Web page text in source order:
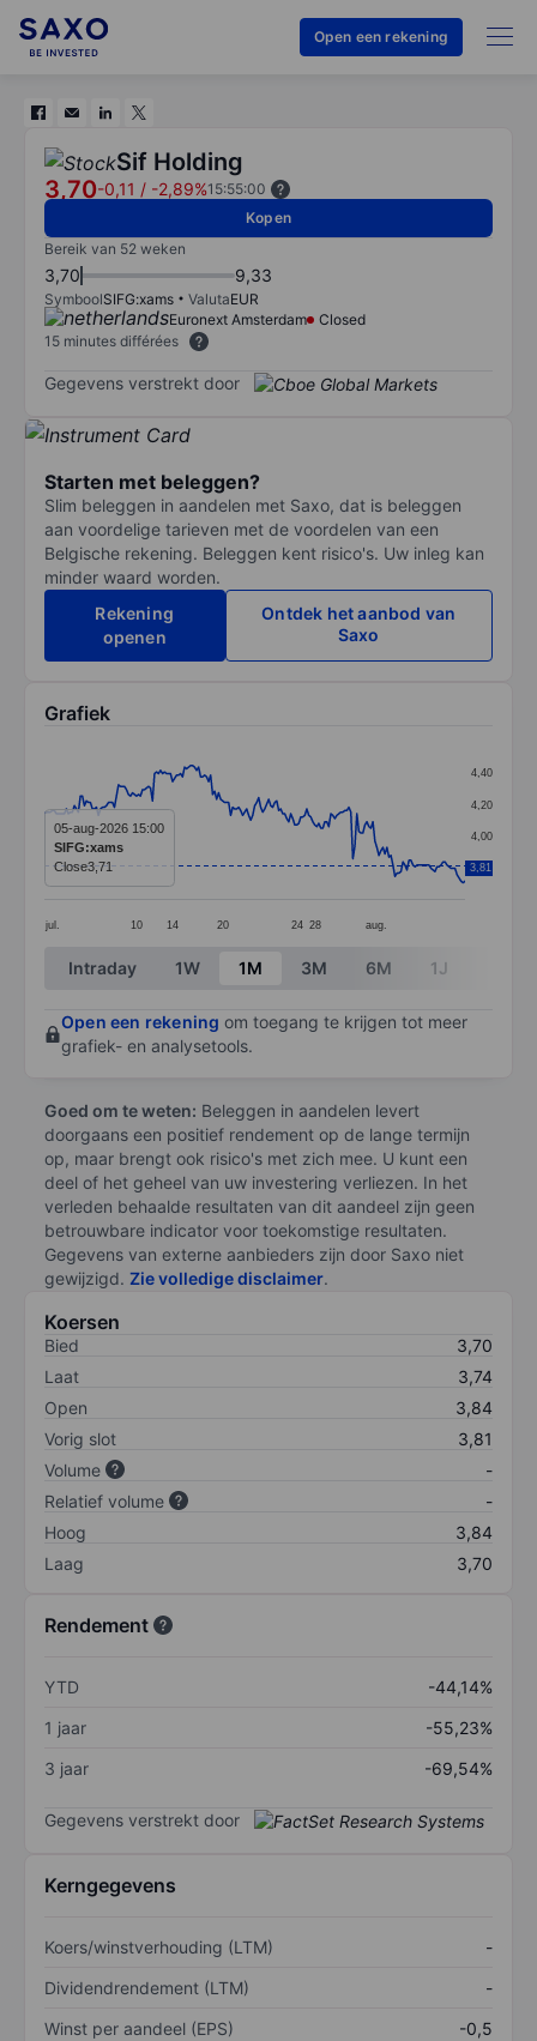
Open een rekening
Sif Holding
3,70-0,11 / -2,89%15:55:00
Kopen
Bereik van 52 weken
3,70 9,33
SymboolSIFG:xams ValutaEUR
Euronext Amsterdam
Closed
15 minutes différées
Gegevens verstrekt door
Starten met beleggen?
Slim beleggen in aandelen met Saxo, dat is beleggen
aan voordelige tarieven met de voordelen van een
Belgische rekening. Beleggen kent risico's. Uw inleg kan
minder waard worden.
Rekening
openen
Ontdek het aanbod van
Saxo
Grafiek
Line chart with 211 data points.
The chart has 1 X axis displaying categories.
The chart has 1 Y axis displaying values. Data
jul. 10 14 20 24 28 aug.
3,80
4,00
4,20
4,40
3,81
05-aug-2026 15:00
SIFG:xams
Close3,71
End of interactive chart.
Intraday 1W 1M 3M 6M 1J
Open een rekening om toegang te krijgen tot meer
grafiek- en analysetools.
Goed om te weten: Beleggen in aandelen levert
doorgaans een positief rendement op de lange termijn
op, maar brengt ook risico's met zich mee. U kunt een
deel of het geheel van uw investering verliezen. In het
verleden behaalde resultaten van dit aandeel zijn geen
betrouwbare indicator voor toekomstige resultaten.
Gegevens van externe aanbieders zijn door Saxo niet
gewijzigd. Zie volledige disclaimer.
Koersen
Bied
3,70
Laat
3,74
Open
3,84
Vorig slot
3,81
Volume
-
Relatief volume
-
Hoog
3,84
Laag
3,70
Rendement
YTD
-44,14%
1 jaar
-55,23%
3 jaar
-69,54%
Gegevens verstrekt door
Kerngegevens
Koers/winstverhouding (LTM)
-
Dividendrendement (LTM)
-
Winst per aandeel (EPS)
-0,5